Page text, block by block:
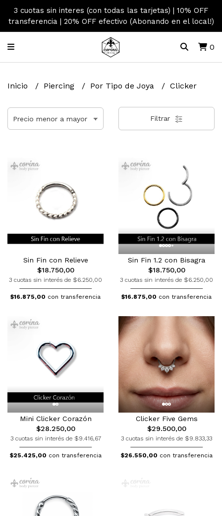
3 cuotas sin interes (con todas las tarjetas) | 10% OFF
transferencia | 20% OFF efectivo (Abonando en el local!)
0
Inicio Piercing Por Tipo de Joya Clicker
Filtrar
Sin Fin con Relieve
$18.750,00
3 cuotas sin interés de $6.250,00
$16.875,00 con transferencia
Sin Fin 1.2 con Bisagra
$18.750,00
3 cuotas sin interés de $6.250,00
$16.875,00 con transferencia
Mini Clicker Corazón
$28.250,00
3 cuotas sin interés de $9.416,67
$25.425,00 con transferencia
Clicker Five Gems
$29.500,00
3 cuotas sin interés de $9.833,33
$26.550,00 con transferencia